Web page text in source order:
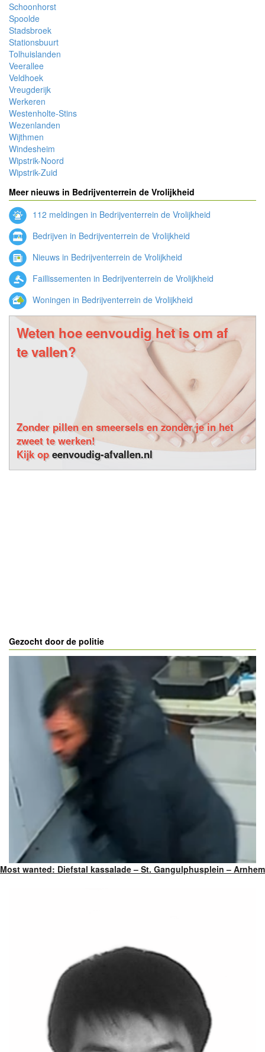
Schoonhorst
Spoolde
Stadsbroek
Stationsbuurt
Tolhuislanden
Veerallee
Veldhoek
Vreugderijk
Werkeren
Westenholte-Stins
Wezenlanden
Wijthmen
Windesheim
Wipstrik-Noord
Wipstrik-Zuid
Meer nieuws in Bedrijventerrein de Vrolijkheid
112 meldingen in Bedrijventerrein de Vrolijkheid
Bedrijven in Bedrijventerrein de Vrolijkheid
Nieuws in Bedrijventerrein de Vrolijkheid
Faillissementen in Bedrijventerrein de Vrolijkheid
Woningen in Bedrijventerrein de Vrolijkheid
Weten hoe eenvoudig het is om af
te vallen?
Zonder pillen en smeersels en zonder je in het
zweet te werken!
Kijk opeenvoudig-afvallen.nl
Gezocht door de politie
Most wanted: Diefstal kassalade – St. Gangulphusplein – Arnhem